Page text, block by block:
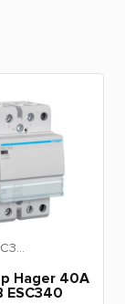
Hager 40A
ESC340